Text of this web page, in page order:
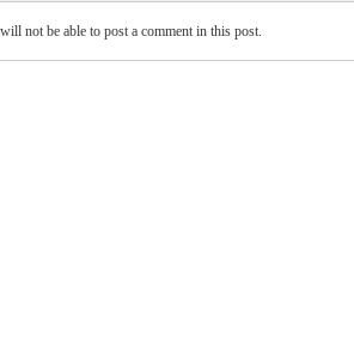
not be able to post a comment in this post.